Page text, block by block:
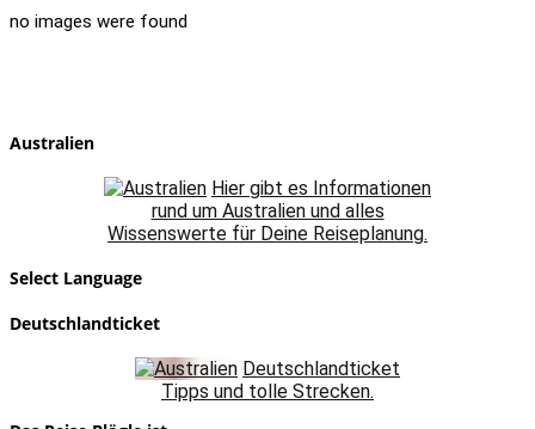
no images were found
Australien
Hier gibt es Informationen
rund um Australien und alles
Wissenswerte für Deine Reiseplanung.
Select Language
Deutschlandticket
Deutschlandticket
Tipps und tolle Strecken.